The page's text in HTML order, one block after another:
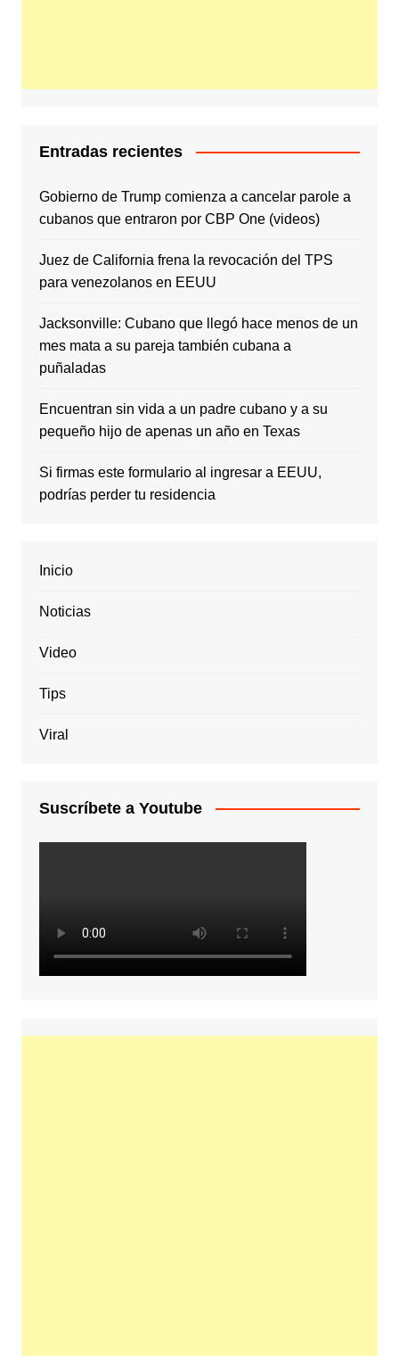
Entradas recientes
Gobierno de Trump comienza a cancelar parole a
cubanos que entraron por CBP One (videos)
Juez de California frena la revocación del TPS
para venezolanos en EEUU
Jacksonville: Cubano que llegó hace menos de un
mes mata a su pareja también cubana a
puñaladas
Encuentran sin vida a un padre cubano y a su
pequeño hijo de apenas un año en Texas
Si firmas este formulario al ingresar a EEUU,
podrías perder tu residencia
Inicio
Noticias
Video
Tips
Viral
Suscríbete a Youtube